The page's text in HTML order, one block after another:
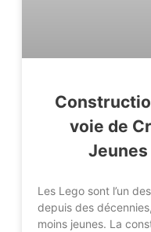
voie de
Les Lego sont l’un
depuis des
moins jeunes. La